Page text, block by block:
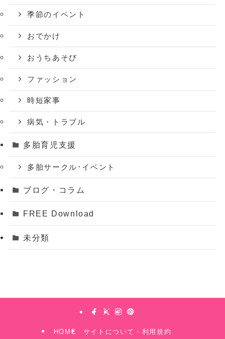
季節のイベント
おでかけ
おうちあそび
ファッション
時短家事
病気・トラブル
多胎育児支援
多胎サークル･イベント
ブログ・コラム
FREE Download
未分類
HOME サイトについて・利用規約